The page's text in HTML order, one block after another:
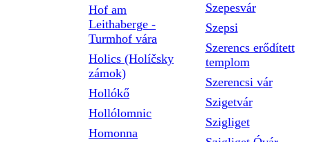
Hof am
Leithaberge -
Turmhof vára
Holics (Holíčsky
zámok)
Hollókő
Hollólomnic
Homonna
Szepesvár
Szepsi
Szerencs erődített
templom
Szerencsi vár
Szigetvár
Szigliget